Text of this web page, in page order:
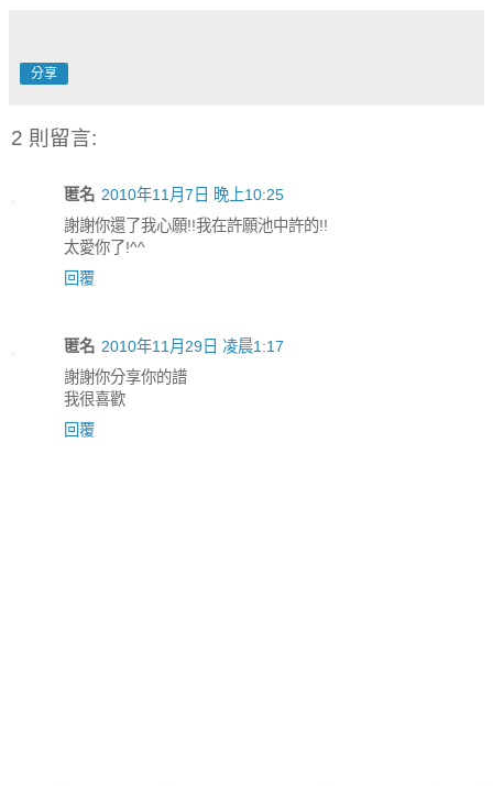
分享
2 則留言:
匿名 2010年11月7日 晚上10:25
謝謝你還了我心願!!我在許願池中許的!!
太愛你了!^^
回覆
匿名 2010年11月29日 凌晨1:17
謝謝你分享你的譜
我很喜歡
回覆